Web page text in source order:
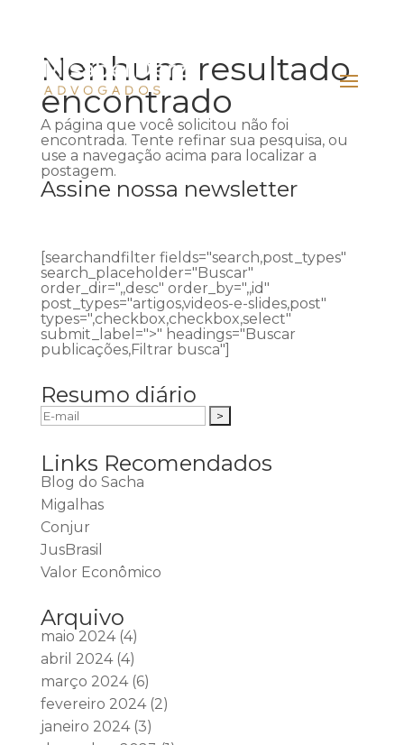
Nenhum resultado
encontrado
A página que você solicitou não foi
encontrada. Tente refinar sua pesquisa, ou
use a navegação acima para localizar a
postagem.
Assine nossa newsletter
[searchandfilter fields="search,post_types"
search_placeholder="Buscar"
order_dir=",,desc" order_by=",,id"
post_types="artigos,videos-e-slides,post"
types=",checkbox,checkbox,select"
submit_label=">" headings="Buscar
publicações,Filtrar busca"]
Resumo diário
Links Recomendados
Blog do Sacha
Migalhas
Conjur
JusBrasil
Valor Econômico
Arquivo
maio 2024(4)
abril 2024(4)
março 2024(6)
fevereiro 2024(2)
janeiro 2024(3)